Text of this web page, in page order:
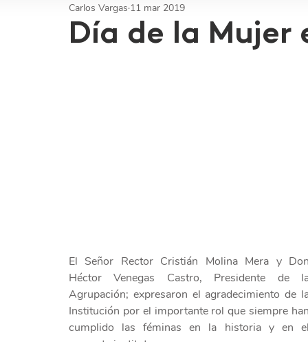
Día de la Mujer
Carlos Vargas 11 mar 2019
El Señor Rector Cristián Molina Mera y
Héctor Venegas Castro, Presidente de
Agrupación; expresaron el agradecimiento de
Institución por el importante rol que siempre
cumplido las féminas en la historia y en